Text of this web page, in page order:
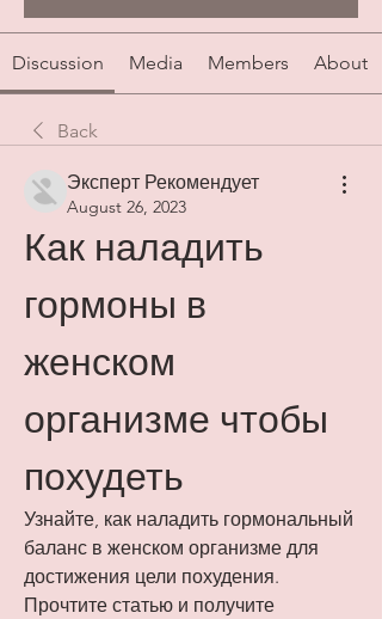
Discussion Media Members About
Back
Эксперт Рекомендует
August 26, 2023
Как наладить
гормоны в
женском
организме чтобы
похудеть
Узнайте, как наладить гормональный
баланс в женском организме для
достижения цели похудения.
Прочтите статью и получите